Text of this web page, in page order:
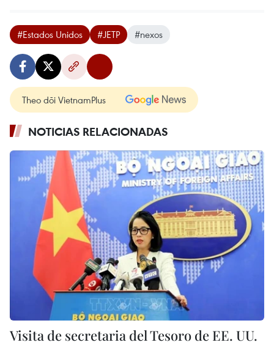
#Estados Unidos #JETP #nexos
Theo dõi VietnamPlus
NOTICIAS RELACIONADAS
Visita de secretaria del Tesoro de EE. UU.